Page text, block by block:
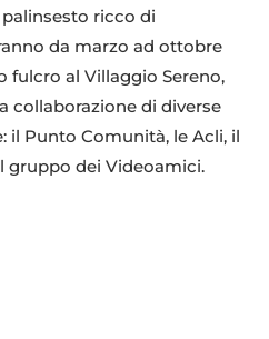
ricco di
da marzo ad ottobre
fulcro al Villaggio Sereno,
collaborazione di diverse
il Punto Comunità, le Acli, il
gruppo dei Videoamici.